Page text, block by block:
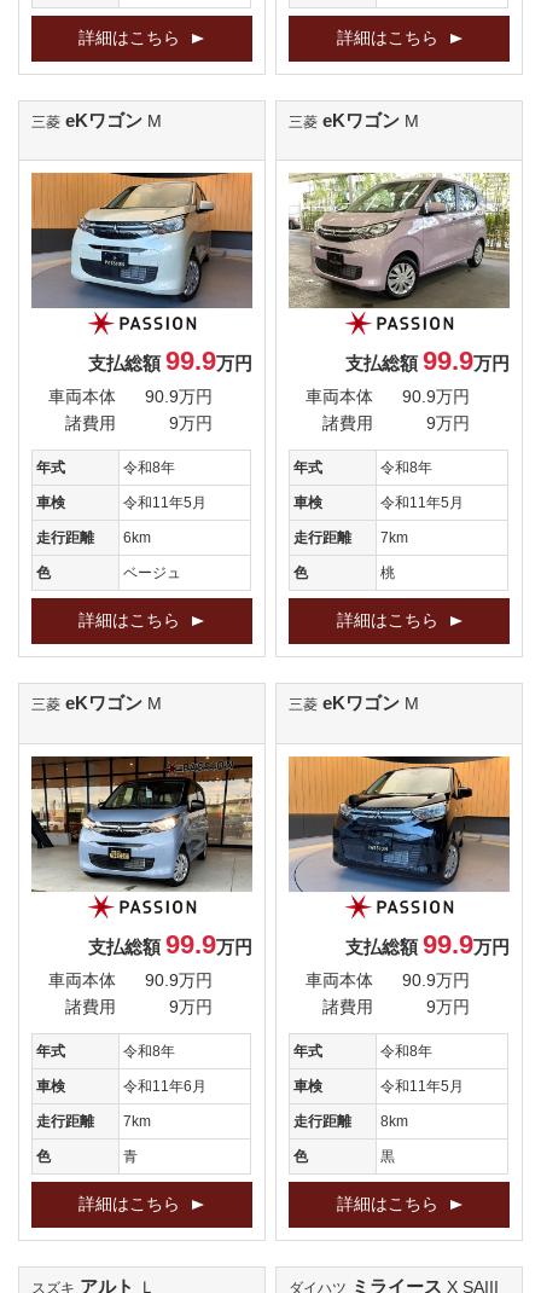
詳細はこちら 詳細はこちら
三菱 eKワゴン M
支払総額99.9万円
車両本体
90.9万円
諸費用
9万円
年式 令和8年
車検 令和11年5月
走行距離 6km
色 ベージュ
詳細はこちら
三菱 eKワゴン M
支払総額99.9万円
車両本体
90.9万円
諸費用
9万円
年式 令和8年
車検 令和11年5月
走行距離 7km
色 桃
詳細はこちら
三菱 eKワゴン M
支払総額99.9万円
車両本体
90.9万円
諸費用
9万円
年式 令和8年
車検 令和11年6月
走行距離 7km
色 青
詳細はこちら
三菱 eKワゴン M
支払総額99.9万円
車両本体
90.9万円
諸費用
9万円
年式 令和8年
車検 令和11年5月
走行距離 8km
色 黒
詳細はこちら
スズキ アルト Ｌ ダイハツ ミライース X SAIII